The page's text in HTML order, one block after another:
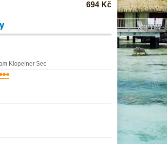
694 Kč
Klopeiner See